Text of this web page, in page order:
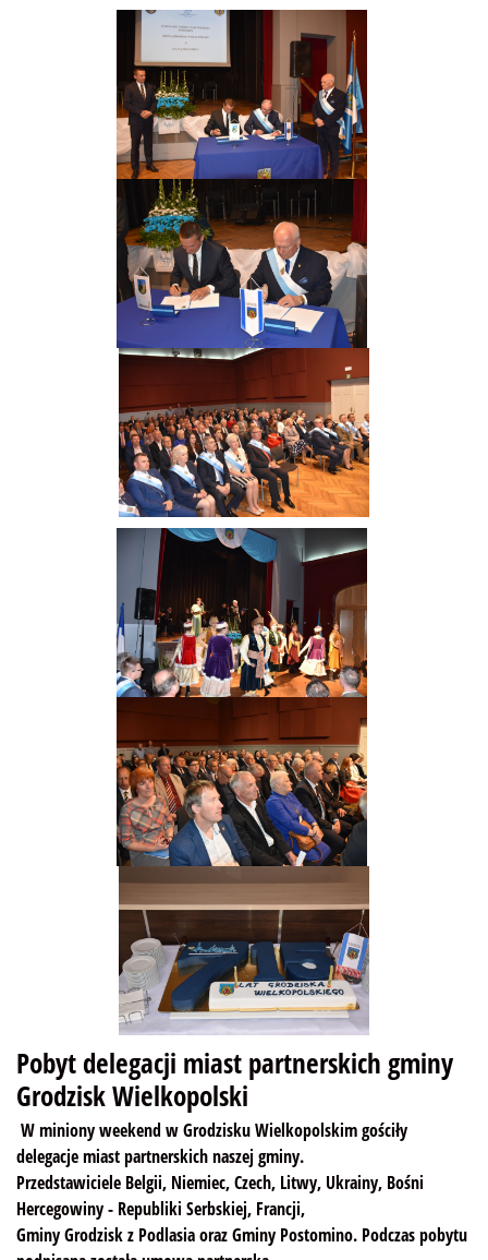
Pobyt delegacji miast partnerskich gminy
Grodzisk Wielkopolski
W miniony weekend w Grodzisku Wielkopolskim gościły
delegacje miast partnerskich naszej gminy.
Przedstawiciele Belgii, Niemiec, Czech, Litwy, Ukrainy, Bośni
Hercegowiny - Republiki Serbskiej, Francji,
Gminy Grodzisk z Podlasia oraz Gminy Postomino. Podczas pobytu